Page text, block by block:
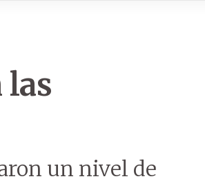
las
un nivel de